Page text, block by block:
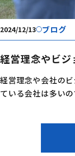
2024/12/13 ブログ
経営理念やビジ
経営理念や会社の
ている会社は多い